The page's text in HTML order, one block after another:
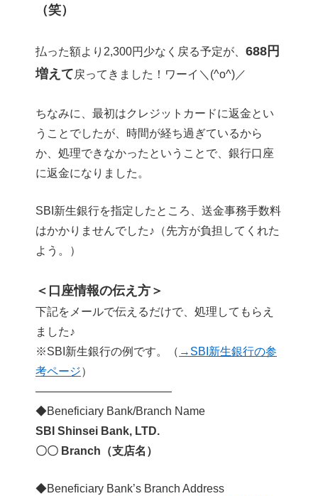
（笑）
払った額より2,300円少なく戻る予定が、 688円
増えて戻ってきました！ワーイ＼(^o^)／
ちなみに、最初はクレジットカードに返金とい
うことでしたが、時間が経ち過ぎているから
か、処理できなかったということで、銀行口座
に返金になりました。
SBI新生銀行を指定したところ、送金事務手数料
はかかりませんでした♪（先方が負担してくれた
よう。）
＜口座情報の伝え方＞
下記をメールで伝えるだけで、処理してもらえ
ました♪
※SBI新生銀行の例です。（ →SBI新生銀行の参
考ページ）
————————————
◆Beneficiary Bank/Branch Name
SBI Shinsei Bank, LTD.
〇〇 Branch（支店名）
◆Beneficiary Bank’s Branch Address